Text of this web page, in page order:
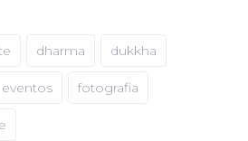
dharma dukkha
eventos fotografia